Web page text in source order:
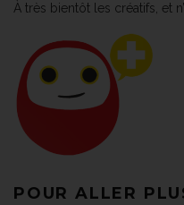
À très bientôt les créatifs, et
POUR ALLER